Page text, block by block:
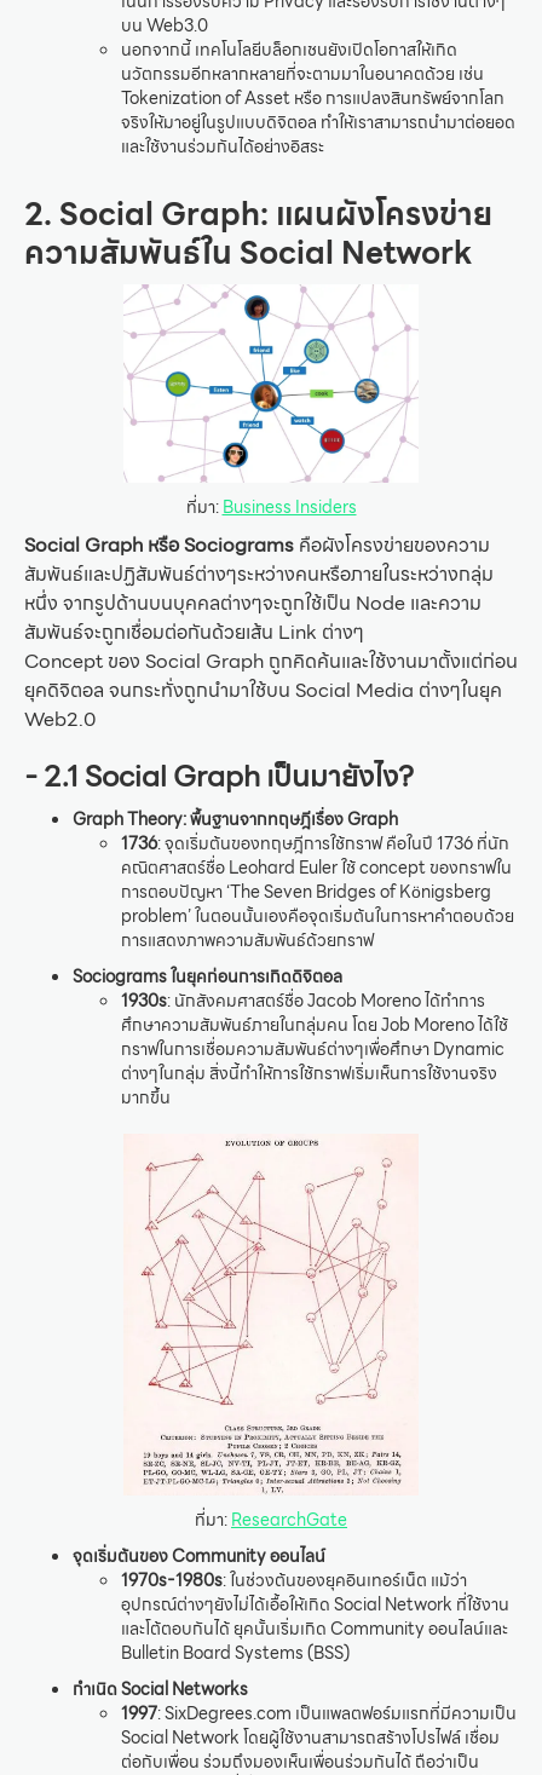
บน Web3.0
นอกจากนี้ เทคโนโลยีบล็อกเชนยังเปิดโอกาสให้เกิด
นวัตกรรมอีกหลากหลายที่จะตามมาในอนาคตด้วย เช่น
Tokenization of Asset หรือ การแปลงสินทรัพย์จากโลก
จริงให้มาอยู่ในรูปแบบดิจิตอล ทำให้เราสามารถนำมาต่อยอด
และใช้งานร่วมกันได้อย่างอิสระ
2. Social Graph: แผนผังโครงข่าย
ความสัมพันธ์ใน Social Network
ที่มา:Business Insiders
Social Graph หรือ Sociograms คือผังโครงข่ายของความ
สัมพันธ์และปฏิสัมพันธ์ต่างๆระหว่างคนหรือภายในระหว่างกลุ่ม
หนึ่ง จากรูปด้านบนบุคคลต่างๆจะถูกใช้เป็น Node และความ
สัมพันธ์จะถูกเชื่อมต่อกันด้วยเส้น Link ต่างๆ
Concept ของ Social Graph ถูกคิดค้นและใช้งานมาตั้งแต่ก่อน
ยุคดิจิตอล จนกระทั่งถูกนำมาใช้บน Social Media ต่างๆในยุค
Web2.0
- 2.1 Social Graph เป็นมายังไง?
Graph Theory: พื้นฐานจากทฤษฎีเรื่อง Graph
1736: จุดเริ่มต้นของทฤษฎีการใช้กราฟ คือในปี 1736 ที่นัก
คณิตศาสตร์ชื่อ Leohard Euler ใช้ concept ของกราฟใน
การตอบปัญหา ‘The Seven Bridges of Königsberg
problem’ ในตอนนั้นเองคือจุดเริ่มต้นในการหาคำตอบด้วย
การแสดงภาพความสัมพันธ์ด้วยกราฟ
Sociograms ในยุคก่อนการเกิดดิจิตอล
1930s: นักสังคมศาสตร์ชื่อ Jacob Moreno ได้ทำการ
ศึกษาความสัมพันธ์ภายในกลุ่มคน โดย Job Moreno ได้ใช้
กราฟในการเชื่อมความสัมพันธ์ต่างๆเพื่อศึกษา Dynamic
ต่างๆในกลุ่ม สิ่งนี้ทำให้การใช้กราฟเริ่มเห็นการใช้งานจริง
มากขึ้น
ที่มา:ResearchGate
จุดเริ่มต้นของ Community ออนไลน์
1970s-1980s: ในช่วงต้นของยุคอินเทอร์เน็ต แม้ว่า
อุปกรณ์ต่างๆยังไม่ได้เอื้อให้เกิด Social Network ที่ใช้งาน
และโต้ตอบกันได้ ยุคนั้นเริ่มเกิด Community ออนไลน์และ
Bulletin Board Systems (BSS)
กำเนิด Social Networks
1997: SixDegrees.com เป็นแพลตฟอร์มแรกที่มีความเป็น
Social Network โดยผู้ใช้งานสามารถสร้างโปรไฟล์ เชื่อม
ต่อกับเพื่อน ร่วมถึงมองเห็นเพื่อนร่วมกันได้ ถือว่าเป็น